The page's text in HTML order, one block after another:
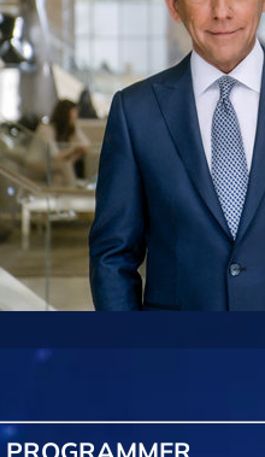
PROGRAMMER